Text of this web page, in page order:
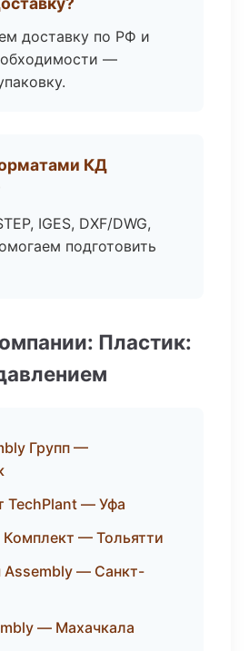
доставку по РФ и
—
КД
IGES, DXF/DWG,
подготовить
Пластик:
Групп —
TechPlant — Уфа
— Тольятти
— Санкт-
— Махачкала